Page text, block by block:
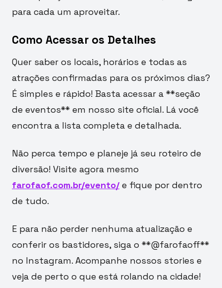
para cada um aproveitar.
Como Acessar os Detalhes
Quer saber os locais, horários e todas as
atrações confirmadas para os próximos dias?
É simples e rápido! Basta acessar a **seção
de eventos** em nosso site oficial. Lá você
encontra a lista completa e detalhada.
Não perca tempo e planeje já seu roteiro de
diversão! Visite agora mesmo
farofaof.com.br/evento/ e fique por dentro
de tudo.
E para não perder nenhuma atualização e
conferir os bastidores, siga o **@farofaoff**
no Instagram. Acompanhe nossos stories e
veja de perto o que está rolando na cidade!